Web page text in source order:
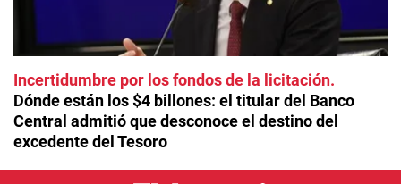
Incertidumbre por los fondos de la licitación
Dónde están los $4 billones: el titular del Banco
Central admitió que desconoce el destino del
excedente del Tesoro